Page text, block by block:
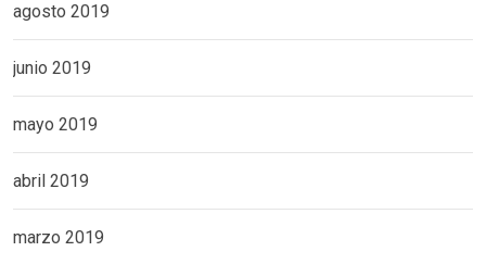
agosto 2019
junio 2019
mayo 2019
abril 2019
marzo 2019